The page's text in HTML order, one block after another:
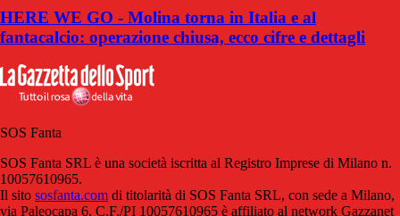
HERE WE GO - Molina torna in Italia e al
fantacalcio: operazione chiusa, ecco cifre e dettagli
SOS Fanta
SOS Fanta SRL è una società iscritta al Registro Imprese di Milano n.
10057610965.
Il sito sosfanta.com di titolarità di SOS Fanta SRL, con sede a Milano,
via Paleocapa 6, C.F./PI 10057610965 è affiliato al network Gazzanet